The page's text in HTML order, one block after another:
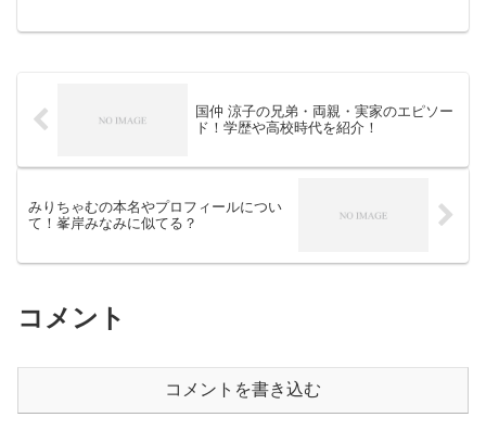
国仲 涼子の兄弟・両親・実家のエピソー
ド！学歴や高校時代を紹介！
みりちゃむの本名やプロフィールについ
て！峯岸みなみに似てる？
コメント
コメントを書き込む